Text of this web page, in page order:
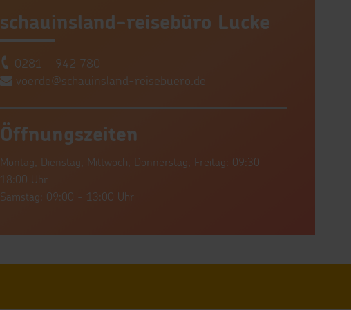
schauinsland-reisebüro Lucke
0281 - 942 780
voerde@schauinsland-reisebuero.de
Öffnungszeiten
Montag, Dienstag, Mittwoch, Donnerstag, Freitag: 09:30 -
18:00 Uhr
Samstag: 09:00 - 13:00 Uhr